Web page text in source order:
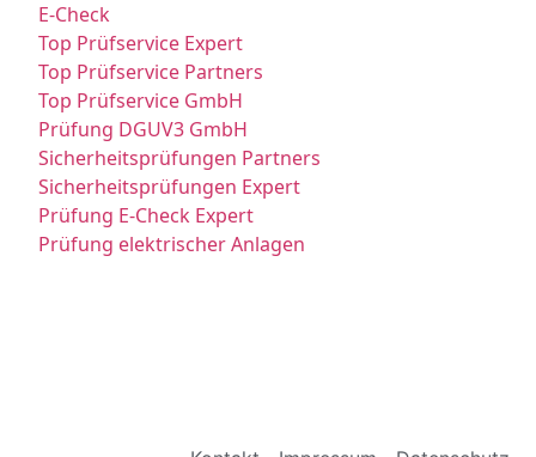
E-Check
Top Prüfservice Expert
Top Prüfservice Partners
Top Prüfservice GmbH
Prüfung DGUV3 GmbH
Sicherheitsprüfungen Partners
Sicherheitsprüfungen Expert
Prüfung E-Check Expert
Prüfung elektrischer Anlagen